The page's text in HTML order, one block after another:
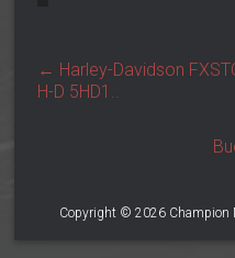
← Harley-Davidson
H-D 5HD1..
Copyright © 2026 Champion